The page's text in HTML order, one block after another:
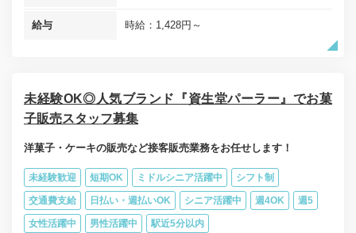
給与 時給：1,428円～
未経験OK◎人気ブランド『資生堂パーラー』でお菓
子販売スタッフ募集
洋菓子・ケーキの販売など接客販売業務をお任せします！
未経験歓迎 短期OK ミドルシニア活躍中 シフト制
交通費支給 日払い・週払いOK シニア活躍中 週4OK 週5
女性活躍中 男性活躍中 駅近5分以内